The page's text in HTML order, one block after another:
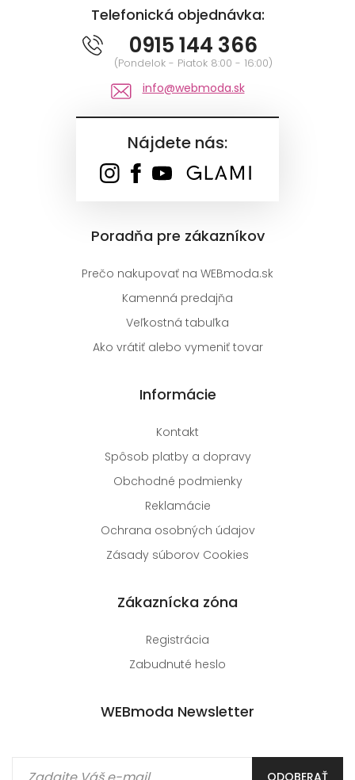
Telefonická objednávka:
0915 144 366
(Pondelok - Piatok 8:00 - 16:00)
info@webmoda.sk
Nájdete nás:
Poradňa pre zákazníkov
Prečo nakupovať na WEBmoda.sk
Kamenná predajňa
Veľkostná tabuľka
Ako vrátiť alebo vymeniť tovar
Informácie
Kontakt
Spôsob platby a dopravy
Obchodné podmienky
Reklamácie
Ochrana osobných údajov
Zásady súborov Cookies
Zákaznícka zóna
Registrácia
Zabudnuté heslo
WEBmoda Newsletter